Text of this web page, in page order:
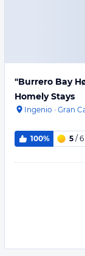
"Burrero Bay
Homely Stays
Ingenio · Gran
100% 5 / 6